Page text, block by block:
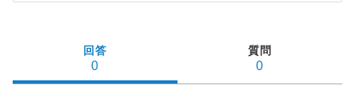
回答
0
質問
0